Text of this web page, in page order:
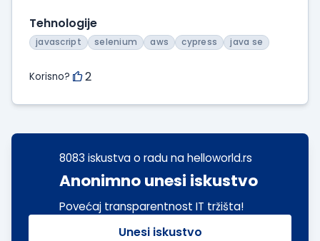
Tehnologije
javascript selenium aws cypress java se
Korisno? 2
8083 iskustva o radu na helloworld.rs
Anonimno unesi iskustvo
Povećaj transparentnost IT tržišta!
Unesi iskustvo